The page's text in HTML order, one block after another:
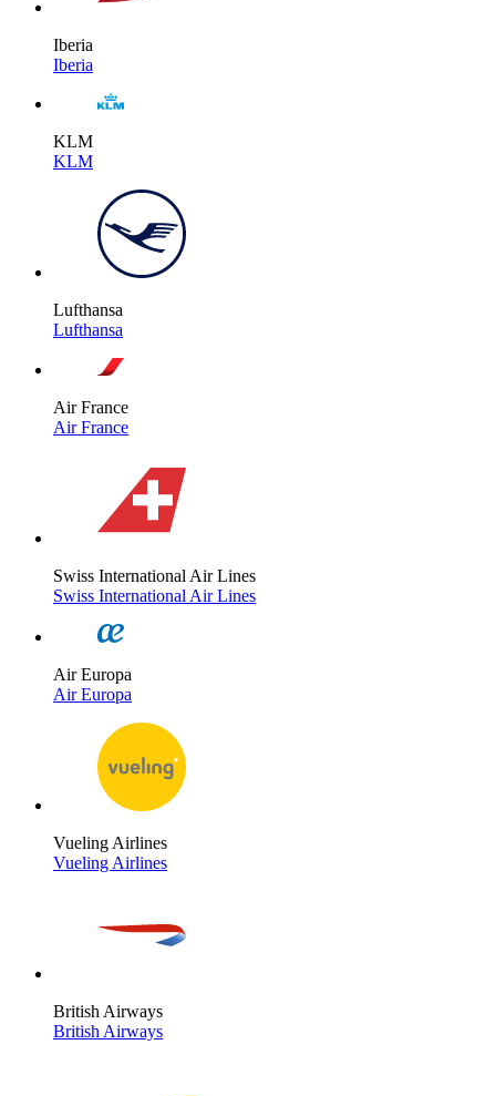
Iberia
Iberia
KLM
KLM
Lufthansa
Lufthansa
Air France
Air France
Swiss International Air Lines
Swiss International Air Lines
Air Europa
Air Europa
Vueling Airlines
Vueling Airlines
British Airways
British Airways